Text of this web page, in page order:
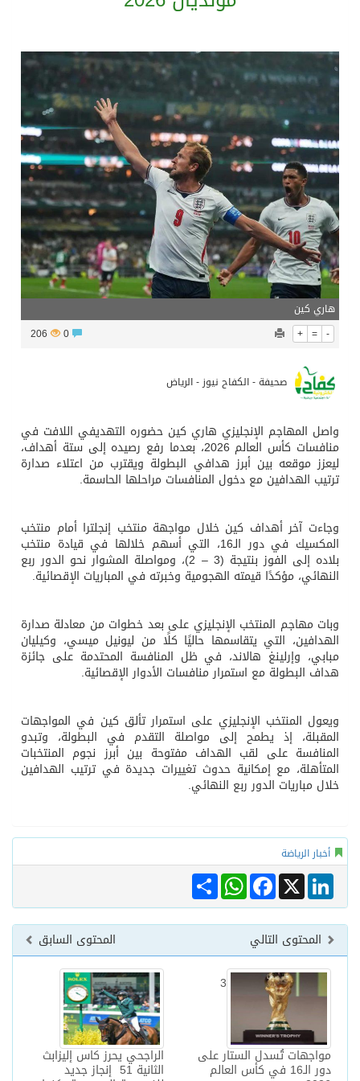
مركز الملك سلمان للإغاثة يضع حجر الأساس لمشروع بناء وإعادة تأهيل 13 مدرسة في محافظتي لحج والضالع
نادي سباقات الخيل يوقّع اتفاقية رعاية مع تطبيق ميدان
الهولندي مارينو بوستش يخلف يايسله في تدريب الاهلي
هاري كين
+ = -
206
صحيفة - الكفاح نيوز - الرياض
واصل المهاجم الإنجليزي هاري كين حضوره التهديفي اللافت في
منافسات كأس العالم 2026، بعدما رفع رصيده إلى ستة أهداف،
ليعزز موقعه بين أبرز هدافي البطولة ويقترب من اعتلاء صدارة
ترتيب الهدافين مع دخول المنافسات مراحلها الحاسمة.
وجاءت آخر أهداف كين خلال مواجهة منتخب إنجلترا أمام منتخب
المكسيك في دور الـ16، التي أسهم خلالها في قيادة منتخب
بلاده إلى الفوز بنتيجة (3 – 2)، ومواصلة المشوار نحو الدور ربع
النهائي، مؤكدًا قيمته الهجومية وخبرته في المباريات الإقصائية.
وبات مهاجم المنتخب الإنجليزي على بعد خطوات من معادلة صدارة
الهدافين، التي يتقاسمها حاليًا كلًا من ليونيل ميسي، وكيليان
مبابي، وإرلينغ هالاند، في ظل المنافسة المحتدمة على جائزة
هداف البطولة مع استمرار منافسات الأدوار الإقصائية.
ويعول المنتخب الإنجليزي على استمرار تألق كين في المواجهات
المقبلة، إذ يطمح إلى مواصلة التقدم في البطولة، وتبدو
المنافسة على لقب الهداف مفتوحة بين أبرز نجوم المنتخبات
المتأهلة، مع إمكانية حدوث تغييرات جديدة في ترتيب الهدافين
خلال مباريات الدور ربع النهائي.
أخبار الرياضة
Share
WhatsAppFacebook X
LinkedIn
المحتوى السابق المحتوى التالي
الراجحي يحرز كاس إليزابث
الثانية 51 إنجاز جديد
3
مواجهات تُسدل الستار على
دور الـ16 في كأس العالم